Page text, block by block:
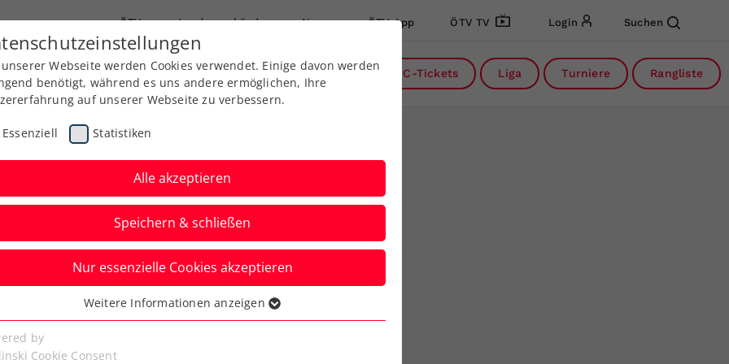
ÖTV Landesverbände News ÖTV App ÖTV TV Login Suchen
Ausbildung Services Über uns Kreise DC-Tickets Liga Turniere Rangliste
für die Danube
powered by SKE
Webseite werden Cookies verwendet. Einige davon werden
benötigt, während es uns andere ermöglichen, Ihre
auf unserer Webseite zu verbessern.
Essenziell Statistiken
Alle akzeptieren
Speichern & schließen
Nur essenzielle Cookies akzeptieren
Cookies werden für grundlegende Funktionen der
benötigt. Dadurch ist gewährleistet, dass die Webseite
Weitere Informationen anzeigen
by
Cookie Consent